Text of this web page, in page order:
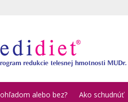
alebo bez? Ako schudnúť